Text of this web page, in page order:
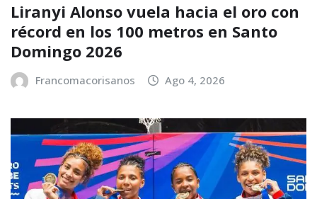
Liranyi Alonso vuela hacia el oro con
récord en los 100 metros en Santo
Domingo 2026
Francomacorisanos Ago 4, 2026